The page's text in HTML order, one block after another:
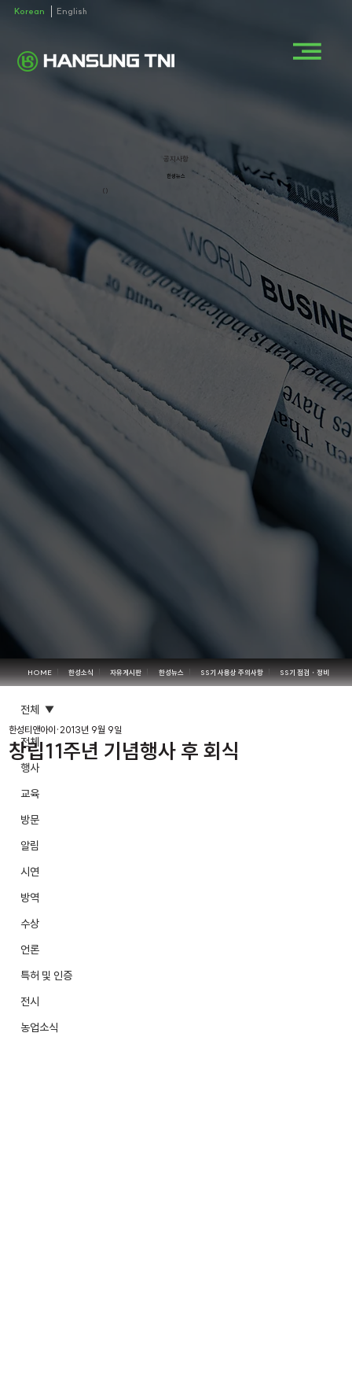
Korean English
공지사항
한성뉴스
()
HOME 한성소식 자유게시판 한성뉴스 SS기 사용상 주의사항 SS기 점검・정비
전체
행사
교육
방문
알림
시연
방역
수상
언론
특허 및 인증
전시
농업소식
전체
창립11주년 기념행사 후 회식
한성티앤아이 2013년 9월 9일